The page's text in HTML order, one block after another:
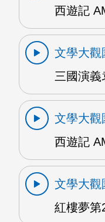
西遊記
文學大觀
三國演義
文學大觀
西遊記
文學大觀
紅樓夢第